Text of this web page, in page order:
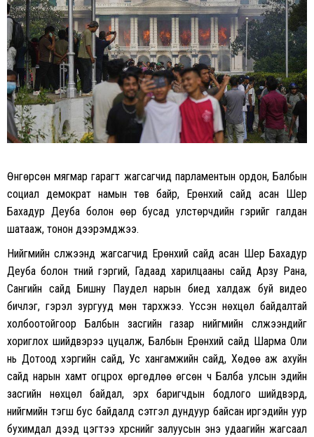
Өнгөрсөн мягмар гарагт жагсагчид парламентын ордон, Балбын
социал демократ намын төв байр, Ерөнхий сайд асан Шер
Бахадур Деуба болон өөр бусад улстөрчдийн гэрийг галдан
шатааж, тонон дээрэмджээ.
Нийгмийн сүлжээнд жагсагчид Ерөнхий сайд асан Шер Бахадур
Деуба болон түүний гэргий, Гадаад харилцааны сайд Арзу Рана,
Сангийн сайд Бишну Паудел нарын биед халдаж буй видео
бичлэг, гэрэл зургууд мөн тархжээ. Үүссэн нөхцөл байдалтай
холбоотойгоор Балбын засгийн газар нийгмийн сүлжээнүүдийг
хориглох шийдвэрээ цуцалж, Балбын Ерөнхий сайд Шарма Оли
нь Дотоод хэргийн сайд, Ус хангамжийн сайд, Хөдөө аж ахуйн
сайд нарын хамт огцрох өргөдлөө өгсөн ч Балба улсын эдийн
засгийн нөхцөл байдал, эрх баригчдын бодлого шийдвэрүүд,
нийгмийн тэгш бус байдалд сэтгэл дундуур байсан иргэдийн уур
бухимдал дээд цэгтээ хүрснийг залуусын энэ удаагийн жагсаал